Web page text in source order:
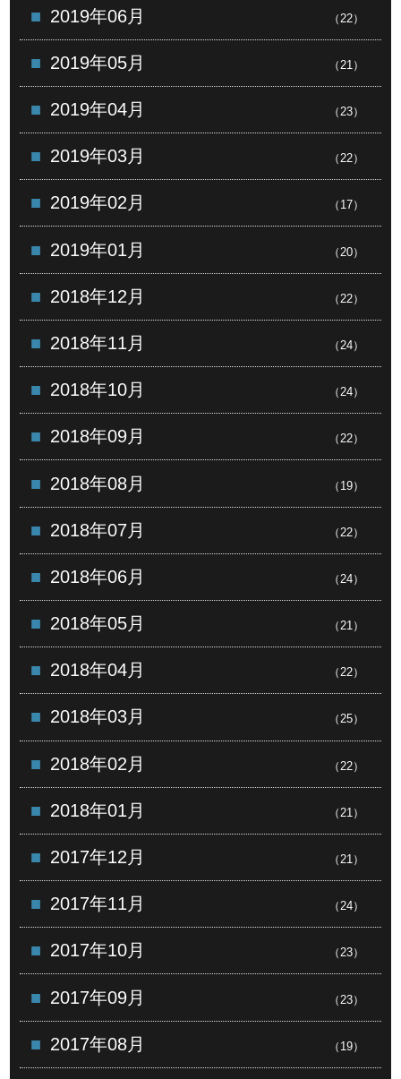
2019年06月 （22）
2019年05月 （21）
2019年04月 （23）
2019年03月 （22）
2019年02月 （17）
2019年01月 （20）
2018年12月 （22）
2018年11月 （24）
2018年10月 （24）
2018年09月 （22）
2018年08月 （19）
2018年07月 （22）
2018年06月 （24）
2018年05月 （21）
2018年04月 （22）
2018年03月 （25）
2018年02月 （22）
2018年01月 （21）
2017年12月 （21）
2017年11月 （24）
2017年10月 （23）
2017年09月 （23）
2017年08月 （19）